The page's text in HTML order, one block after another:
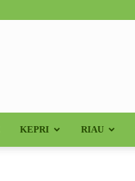
KEPRI RIAU